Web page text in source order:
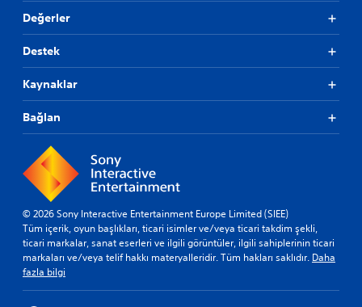
Değerler
Destek
Kaynaklar
Bağlan
© 2026 Sony Interactive Entertainment Europe Limited (SIEE)
Tüm içerik, oyun başlıkları, ticari isimler ve/veya ticari takdim şekli,
ticari markalar, sanat eserleri ve ilgili görüntüler, ilgili sahiplerinin ticari
markaları ve/veya telif hakkı materyalleridir. Tüm hakları saklıdır. Daha
fazla bilgi